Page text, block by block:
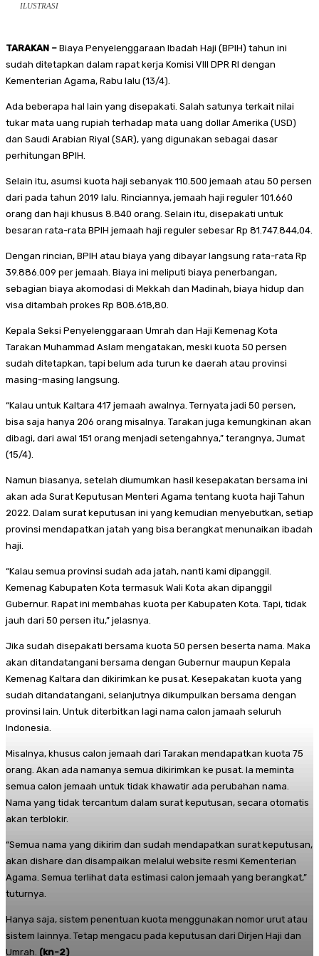
ILUSTRASI
TARAKAN – Biaya Penyelenggaraan Ibadah Haji (BPIH) tahun ini
sudah ditetapkan dalam rapat kerja Komisi VIII DPR RI dengan
Kementerian Agama, Rabu lalu (13/4).
Ada beberapa hal lain yang disepakati. Salah satunya terkait nilai
tukar mata uang rupiah terhadap mata uang dollar Amerika (USD)
dan Saudi Arabian Riyal (SAR), yang digunakan sebagai dasar
perhitungan BPIH.
Selain itu, asumsi kuota haji sebanyak 110.500 jemaah atau 50 persen
dari pada tahun 2019 lalu. Rinciannya, jemaah haji reguler 101.660
orang dan haji khusus 8.840 orang. Selain itu, disepakati untuk
besaran rata-rata BPIH jemaah haji reguler sebesar Rp 81.747.844,04.
Dengan rincian, BPIH atau biaya yang dibayar langsung rata-rata Rp
39.886.009 per jemaah. Biaya ini meliputi biaya penerbangan,
sebagian biaya akomodasi di Mekkah dan Madinah, biaya hidup dan
visa ditambah prokes Rp 808.618,80.
Kepala Seksi Penyelenggaraan Umrah dan Haji Kemenag Kota
Tarakan Muhammad Aslam mengatakan, meski kuota 50 persen
sudah ditetapkan, tapi belum ada turun ke daerah atau provinsi
masing-masing langsung.
“Kalau untuk Kaltara 417 jemaah awalnya. Ternyata jadi 50 persen,
bisa saja hanya 206 orang misalnya. Tarakan juga kemungkinan akan
dibagi, dari awal 151 orang menjadi setengahnya,” terangnya, Jumat
(15/4).
Namun biasanya, setelah diumumkan hasil kesepakatan bersama ini
akan ada Surat Keputusan Menteri Agama tentang kuota haji Tahun
2022. Dalam surat keputusan ini yang kemudian menyebutkan, setiap
provinsi mendapatkan jatah yang bisa berangkat menunaikan ibadah
haji.
“Kalau semua provinsi sudah ada jatah, nanti kami dipanggil.
Kemenag Kabupaten Kota termasuk Wali Kota akan dipanggil
Gubernur. Rapat ini membahas kuota per Kabupaten Kota. Tapi, tidak
jauh dari 50 persen itu,” jelasnya.
Jika sudah disepakati bersama kuota 50 persen beserta nama. Maka
akan ditandatangani bersama dengan Gubernur maupun Kepala
Kemenag Kaltara dan dikirimkan ke pusat. Kesepakatan kuota yang
sudah ditandatangani, selanjutnya dikumpulkan bersama dengan
provinsi lain. Untuk diterbitkan lagi nama calon jamaah seluruh
Indonesia.
Misalnya, khusus calon jemaah dari Tarakan mendapatkan kuota 75
orang. Akan ada namanya semua dikirimkan ke pusat. Ia meminta
semua calon jemaah untuk tidak khawatir ada perubahan nama.
Nama yang tidak tercantum dalam surat keputusan, secara otomatis
akan terblokir.
“Semua nama yang dikirim dan sudah mendapatkan surat keputusan,
akan dishare dan disampaikan melalui website resmi Kementerian
Agama. Semua terlihat data estimasi calon jemaah yang berangkat,”
tuturnya.
Hanya saja, sistem penentuan kuota menggunakan nomor urut atau
sistem lainnya. Tetap mengacu pada keputusan dari Dirjen Haji dan
Umrah. (kn-2)